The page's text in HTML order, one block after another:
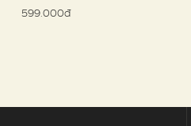
599.000đ